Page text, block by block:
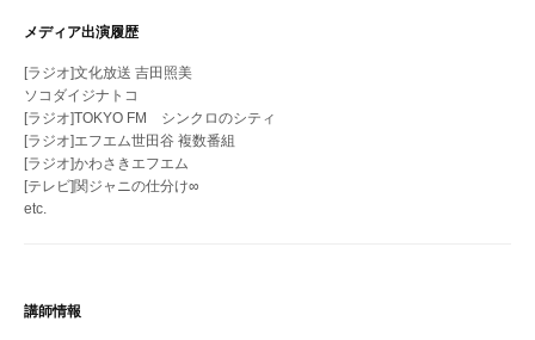
メディア出演履歴
[ラジオ]文化放送 吉田照美
ソコダイジナトコ
[ラジオ]TOKYO FM シンクロのシティ
[ラジオ]エフエム世田谷 複数番組
[ラジオ]かわさきエフエム
[テレビ]関ジャニの仕分け∞
etc.
講師情報